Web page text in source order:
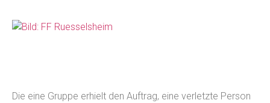
Die eine Gruppe erhielt den Auftrag, eine verletzte Person